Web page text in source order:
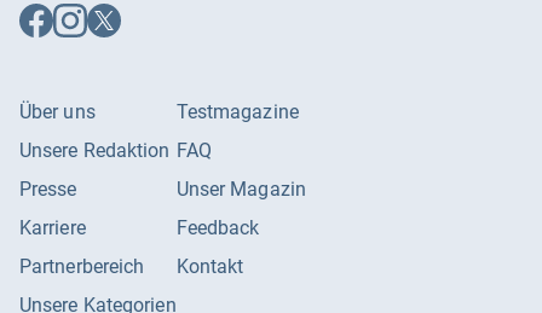
Auf
Facebook
Auf
Instagram
Auf
X
Über uns
Unsere Redaktion
Presse
Karriere
Partnerbereich
Unsere Kategorien
Testmagazine
FAQ
Unser Magazin
Feedback
Kontakt